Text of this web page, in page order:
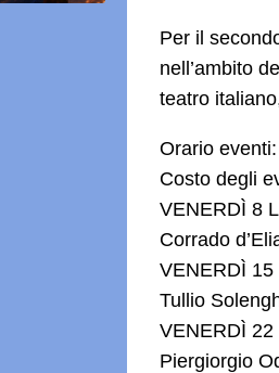
Per il
nell’ambito
teatro
Orario
Costo degli
VENERDÌ 8
Corrado
VENERDÌ 15
Tullio
VENERDÌ 22
Piergiorgio